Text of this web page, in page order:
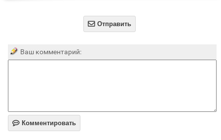
 Отправить
Ваш комментарий:
 Комментировать